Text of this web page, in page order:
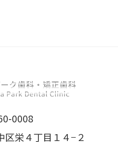
0008
区栄４丁目１４−２